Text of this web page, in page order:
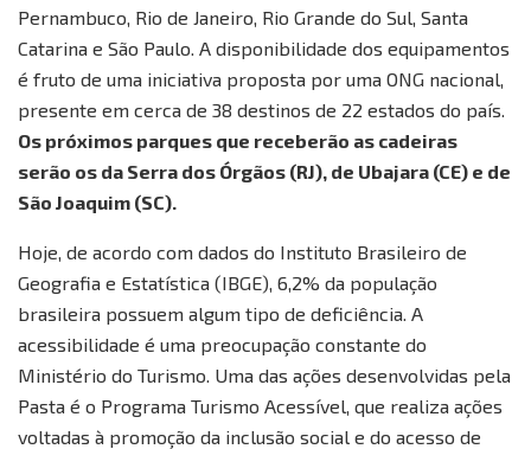
Pernambuco, Rio de Janeiro, Rio Grande do Sul, Santa
Catarina e São Paulo. A disponibilidade dos equipamentos
é fruto de uma iniciativa proposta por uma ONG nacional,
presente em cerca de 38 destinos de 22 estados do país.
Os próximos parques que receberão as cadeiras
serão os da Serra dos Órgãos (RJ), de Ubajara (CE) e de
São Joaquim (SC).
Hoje, de acordo com dados do Instituto Brasileiro de
Geografia e Estatística (IBGE), 6,2% da população
brasileira possuem algum tipo de deficiência. A
acessibilidade é uma preocupação constante do
Ministério do Turismo. Uma das ações desenvolvidas pela
Pasta é o Programa Turismo Acessível, que realiza ações
voltadas à promoção da inclusão social e do acesso de